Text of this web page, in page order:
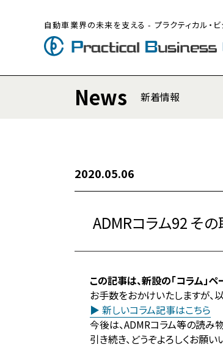
自動車業界の未来を支える - プラクティカル・
News 新着情報
2020.05.06
ADMRコラム92 その
この記事は、新設の「コラム」
お手数をおかけいたしますが、
▶ 新しいコラム記事はこちら
今後は、ADMRコラム等の読み
引き続き、どうぞよろしくお願い